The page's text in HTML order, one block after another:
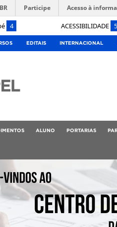
4 ACESSIBILIDADE 5
Participe Acesso à
EDITAIS INTERNACIONAL
ALUNO PORTARIAS